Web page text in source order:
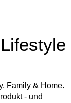
Family & Home.
- und